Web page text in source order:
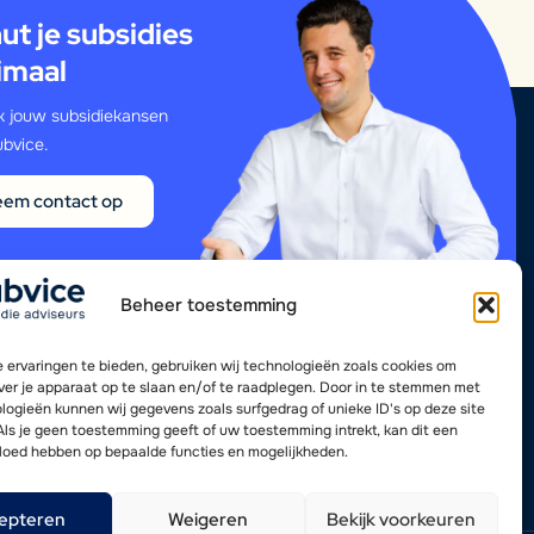
Beheer toestemming
ervaringen te bieden, gebruiken wij technologieën zoals cookies om
je apparaat op te slaan en/of te raadplegen. Door in te stemmen met
kunnen wij gegevens zoals surfgedrag of unieke ID's op deze site
je geen toestemming geeft of uw toestemming intrekt, kan dit een
hebben op bepaalde functies en mogelijkheden.
Weigeren Bekijk voorkeuren
je subsidies
jouw subsidiekansen
contact op